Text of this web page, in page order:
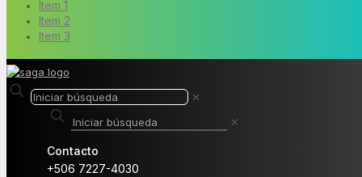
Item 1
Item 2
Item 3
✕
✕
Contacto
+506 7227-4030